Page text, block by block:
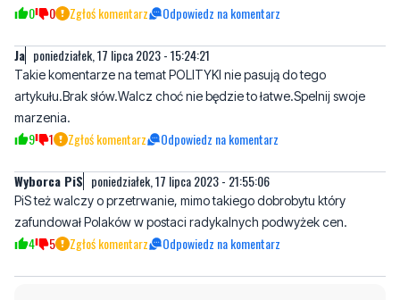
0 0 Zgłoś komentarz Odpowiedz na komentarz
Ja poniedziałek, 17 lipca 2023 - 15:24:21
Takie komentarze na temat POLITYKI nie pasują do tego
artykułu.Brak słów.Walcz choć nie będzie to łatwe.Spelnij swoje
marzenia.
9 1 Zgłoś komentarz Odpowiedz na komentarz
Wyborca PiS poniedziałek, 17 lipca 2023 - 21:55:06
PiS też walczy o przetrwanie, mimo takiego dobrobytu który
zafundował Polaków w postaci radykalnych podwyżek cen.
4 5 Zgłoś komentarz Odpowiedz na komentarz